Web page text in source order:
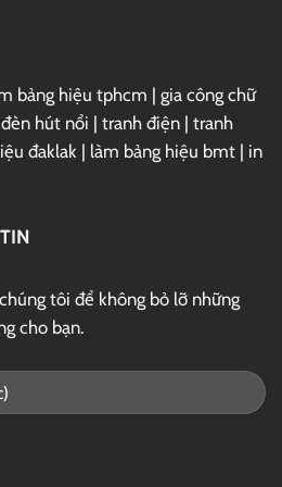
bảng hiệu tphcm | gia công chữ
hút nổi | tranh điện | tranh
đaklak | làm bảng hiệu bmt | in
tôi để không bỏ lỡ những
cho bạn.